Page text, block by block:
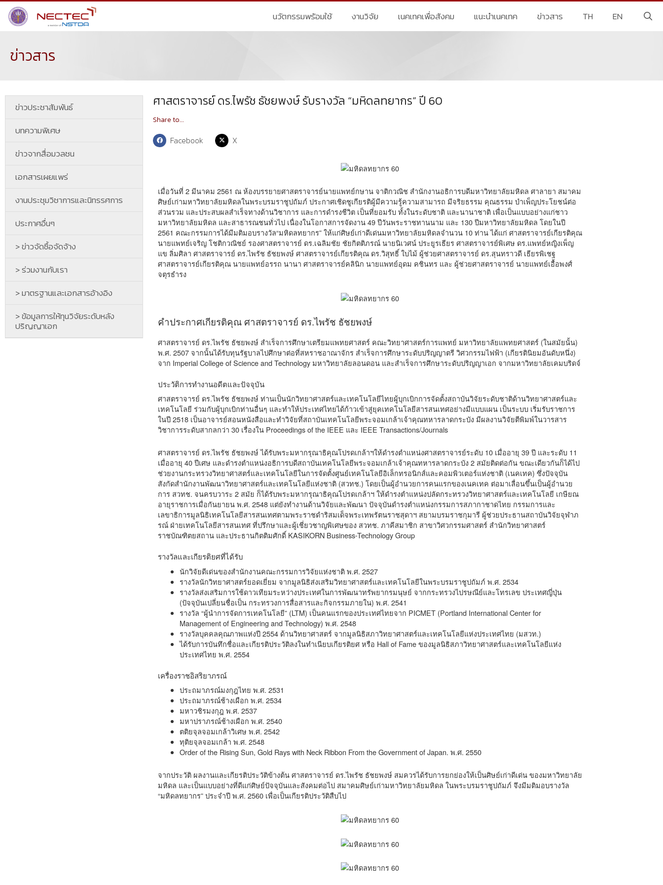
นวัตกรรมพร้อมใช้ งานวิจัย เนคเทคเพื่อสังคม แนะนำเนคเทค ข่าวสาร TH EN
ข่าวสาร
ข่าวประชาสัมพันธ์
บทความพิเศษ
ข่าวจากสื่อมวลชน
เอกสารเผยแพร่
งานประชุมวิชาการและนิทรรศการ
ประกาศอื่นๆ
> ข่าวจัดซื้อจัดจ้าง
> ร่วมงานกับเรา
> มาตรฐานและเอกสารอ้างอิง
> ข้อมูลการให้ทุนวิจัยระดับหลัง
ปริญญาเอก
ศาสตราจารย์ ดร.ไพรัช ธัชยพงษ์ รับรางวัล “มหิดลทยากร” ปี 60
Share to...
Facebook X
เมื่อวันที่ 2 มีนาคม 2561 ณ ห้องบรรยายศาสตราจารย์นายแพทย์กษาน จาติกวณิช สำนักงานอธิการบดีมหาวิทยาลัยมหิดล ศาลายา สมาคม
ศิษย์เก่ามหาวิทยาลัยมหิดลในพระบรมราชูปถัมภ์ ประกาศเชิดชูเกียรติผู้มีความรู้ความสามารถ มีจริยธรรม คุณธรรม บำเพ็ญประโยชน์ต่อ
ส่วนรวม และประสบผลสำเร็จทางด้านวิชาการ และการดำรงชีวิต เป็นที่ยอมรับ ทั้งในระดับชาติ และนานาชาติ เพื่อเป็นแบบอย่างแก่ชาว
มหาวิทยาลัยมหิดล และสาธารณชนทั่วไป เนื่องในโอกาสการจัดงาน 49 ปีวันพระราชทานนาม และ 130 ปีมหาวิทยาลัยมหิดล โดยในปี
2561 คณะกรรมการได้มีมติมอบรางวัล“มหิดลทยากร” ให้แก่ศิษย์เก่าดีเด่นมหาวิทยาลัยมหิดลจำนวน 10 ท่าน ได้แก่ ศาสตราจารย์เกียรติคุณ
นายแพทย์เจริญ โชติกวณิชย์ รองศาสตราจารย์ ดร.เฉลิมชัย ชัยกิตติภรณ์ นายนิเวศน์ ประยูรเธียร ศาสตราจารย์พิเศษ ดร.แพทย์หญิงเพ็ญ
แข ลิ่มศิลา ศาสตราจารย์ ดร.ไพรัช ธัชยพงษ์ ศาสตราจารย์เกียรติคุณ ดร.วิสุทธิ์ ใบไม้ ผู้ช่วยศาสตราจารย์ ดร.สุนทราวดี เธียรพิเชฐ
ศาสตราจารย์เกียรติคุณ นายแพทย์อรรถ นานา ศาสตราจารย์คลินิก นายแพทย์อุดม คชินทร และ ผู้ช่วยศาสตราจารย์ นายแพทย์เอื้อพงศ์
จตุรธำรง
คำประกาศเกียรติคุณ ศาสตราจารย์ ดร.ไพรัช ธัชยพงษ์
ศาสตราจารย์ ดร.ไพรัช ธัชยพงษ์ สำเร็จการศึกษาเตรียมแพทยศาสตร์ คณะวิทยาศาสตร์การแพทย์ มหาวิทยาลัยแพทยศาสตร์ (ในสมัยนั้น)
พ.ศ. 2507 จากนั้นได้รับทุนรัฐบาลไปศึกษาต่อที่สหราชอาณาจักร สำเร็จการศึกษาระดับปริญญาตรี วิศวกรรมไฟฟ้า (เกียรตินิยมอันดับหนึ่ง)
จาก Imperial College of Science and Technology มหาวิทยาลัยลอนดอน และสำเร็จการศึกษาระดับปริญญาเอก จากมหาวิทยาลัยเคมบริดจ์
ประวัติการทำงานอดีตและปัจจุบัน
ศาสตราจารย์ ดร.ไพรัช ธัชยพงษ์ ท่านเป็นนักวิทยาศาสตร์และเทคโนโลยีไทยผู้บุกเบิกการจัดตั้งสถาบันวิจัยระดับชาติด้านวิทยาศาสตร์และ
เทคโนโลยี ร่วมกับผู้บุกเบิกท่านอื่นๆ และทำให้ประเทศไทยได้ก้าวเข้าสู่ยุคเทคโนโลยีสารสนเทศอย่างมีแบบแผน เป็นระบบ เริ่มรับราชการ
ในปี 2518 เป็นอาจารย์สอนหนังสือและทำวิจัยที่สถาบันเทคโนโลยีพระจอมเกล้าเจ้าคุณทหารลาดกระบัง มีผลงานวิจัยตีพิมพ์ในวารสาร
วิชาการระดับสากลกว่า 30 เรื่องใน Proceedings of the IEEE และ IEEE Transactions/Journals
ศาสตราจารย์ ดร.ไพรัช ธัชยพงษ์ ได้รับพระมหากรุณาธิคุณโปรดเกล้าฯให้ดำรงตำแหน่งศาสตราจารย์ระดับ 10 เมื่ออายุ 39 ปี และระดับ 11
เมื่ออายุ 40 ปีเศษ และดำรงตำแหน่งอธิการบดีสถาบันเทคโนโลยีพระจอมเกล้าเจ้าคุณทหารลาดกระบัง 2 สมัยติดต่อกัน ขณะเดียวกันก็ได้ไป
ช่วยงานกระทรวงวิทยาศาสตร์และเทคโนโลยีในการจัดตั้งศูนย์เทคโนโลยีอิเล็กทรอนิกส์และคอมพิวเตอร์แห่งชาติ (เนคเทค) ซึ่งปัจจุบัน
สังกัดสำนักงานพัฒนาวิทยาศาสตร์และเทคโนโลยีแห่งชาติ (สวทช.) โดยเป็นผู้อำนวยการคนแรกของเนคเทค ต่อมาเลื่อนขึ้นเป็นผู้อำนวย
การ สวทช. จนครบวาระ 2 สมัย ก็ได้รับพระมหากรุณาธิคุณโปรดเกล้าฯ ให้ดำรงตำแหน่งปลัดกระทรวงวิทยาศาสตร์และเทคโนโลยี เกษียณ
อายุราชการเมื่อกันยายน พ.ศ. 2548 แต่ยังทำงานด้านวิจัยและพัฒนา ปัจจุบันดำรงตำแหน่งกรรมการสภากาชาดไทย กรรมการและ
เลขาธิการมูลนิธิเทคโนโลยีสารสนเทศตามพระราชดำริสมเด็จพระเทพรัตนราชสุดาฯ สยามบรมราชกุมารี ผู้ช่วยประธานสถาบันวิจัยจุฬาภ
รณ์ ฝ่ายเทคโนโลยีสารสนเทศ ที่ปรึกษาและผู้เชี่ยวชาญพิเศษของ สวทช. ภาคีสมาชิก สาขาวิศวกรรมศาสตร์ สำนักวิทยาศาสตร์
ราชบัณฑิตยสถาน และประธานกิตติมศักดิ์ KASIKORN Business-Technology Group
รางวัลและเกียรติยศที่ได้รับ
นักวิจัยดีเด่นของสำนักงานคณะกรรมการวิจัยแห่งชาติ พ.ศ. 2527
รางวัลนักวิทยาศาสตร์ยอดเยี่ยม จากมูลนิธิส่งเสริมวิทยาศาสตร์และเทคโนโลยีในพระบรมราชูปถัมภ์ พ.ศ. 2534
รางวัลส่งเสริมการใช้ดาวเทียมระหว่างประเทศในการพัฒนาทรัพยากรมนุษย์ จากกระทรวงไปรษณีย์และโทรเลข ประเทศญี่ปุ่น
(ปัจจุบันเปลี่ยนชื่อเป็น กระทรวงการสื่อสารและกิจกรรมภายใน) พ.ศ. 2541
รางวัล “ผู้นำการจัดการเทคโนโลยี” (LTM) เป็นคนแรกของประเทศไทยจาก PICMET (Portland International Center for
Management of Engineering and Technology) พ.ศ. 2548
รางวัลบุคคลคุณภาพแห่งปี 2554 ด้านวิทยาศาสตร์ จากมูลนิธิสภาวิทยาศาสตร์และเทคโนโลยีแห่งประเทศไทย (มสวท.)
ได้รับการบันทึกชื่อและเกียรติประวัติลงในทำเนียบเกียรติยศ หรือ Hall of Fame ของมูลนิธิสภาวิทยาศาสตร์และเทคโนโลยีแห่ง
ประเทศไทย พ.ศ. 2554
เครื่องราชอิสริยาภรณ์
ประถมาภรณ์มงกุฎไทย พ.ศ. 2531
ประถมาภรณ์ช้างเผือก พ.ศ. 2534
มหาวชิรมงกุฎ พ.ศ. 2537
มหาปราภรณ์ช้างเผือก พ.ศ. 2540
ตติยจุลจอมเกล้าวิเศษ พ.ศ. 2542
ทุติยจุลจอมเกล้า พ.ศ. 2548
Order of the Rising Sun, Gold Rays with Neck Ribbon From the Government of Japan. พ.ศ. 2550
จากประวัติ ผลงานและเกียรติประวัติข้างต้น ศาสตราจารย์ ดร.ไพรัช ธัชยพงษ์ สมควรได้รับการยกย่องให้เป็นศิษย์เก่าดีเด่น ของมหาวิทยาลัย
มหิดล และเป็นแบบอย่างที่ดีแก่ศิษย์ปัจจุบันและสังคมต่อไป สมาคมศิษย์เก่ามหาวิทยาลัยมหิดล ในพระบรมราชูปถัมภ์ จึงมีมติมอบรางวัล
“มหิดลทยากร” ประจำปี พ.ศ. 2560 เพื่อเป็นเกียรติประวัติสืบไป